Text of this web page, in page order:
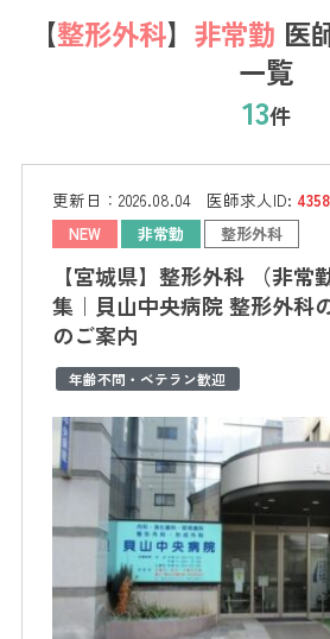
【整形外科】 非常勤 医
一覧
13件
更新日： 2026.08.04 医師求人ID:
NEW 非常勤 整形外科
【宮城県】整形外科 （非常
集｜貝山中央病院 整形外科
のご案内
年齢不問・ベテラン歓迎